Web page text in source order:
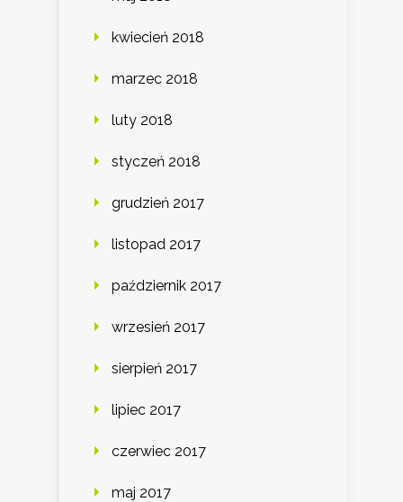
kwiecień 2018
marzec 2018
luty 2018
styczeń 2018
grudzień 2017
listopad 2017
październik 2017
wrzesień 2017
sierpień 2017
lipiec 2017
czerwiec 2017
maj 2017